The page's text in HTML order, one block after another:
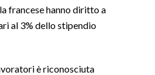
francese hanno diritto a
al 3% dello stipendio
è riconosciuta